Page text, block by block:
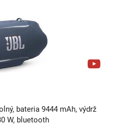
bateria 9444 mAh, výdrž
W, bluetooth